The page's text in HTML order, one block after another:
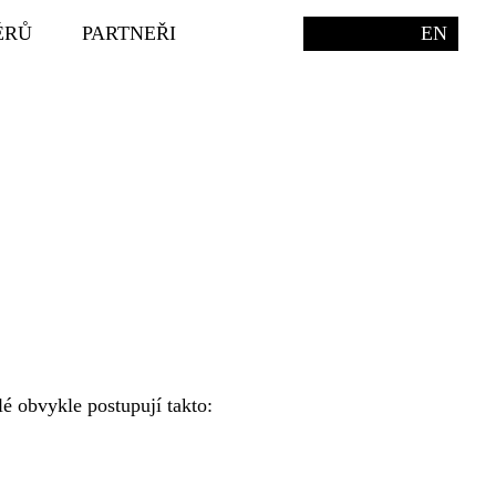
PARTNEŘI
EN
obvykle postupují takto: